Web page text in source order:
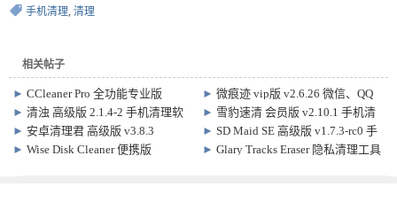
手机清理, 清理
相关帖子
►CCleaner Pro 全功能专业版
v26.08.0 手机清理软件
►微痕迹 vip版 v2.6.26 微信、QQ
聊天内容管理软件
►清浊 高级版 2.1.4-2 手机清理软
件
► 雪豹速清 会员版 v2.10.1 手机清
理软件，附带 自定义 专清
► 安卓清理君 高级版 v3.8.3 ►SD Maid SE 高级版 v1.7.3-rc0 手
机清理软件
►Wise Disk Cleaner 便携版
►Glary Tracks Eraser 隐私清理工具